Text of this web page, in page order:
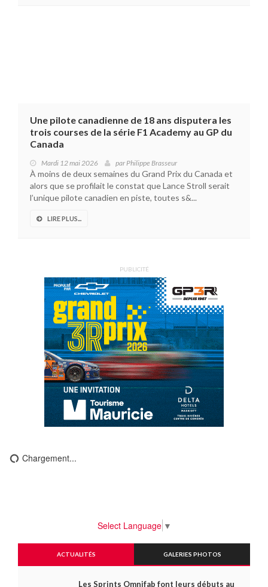
Une pilote canadienne de 18 ans disputera les
trois courses de la série F1 Academy au GP du
Canada
Mardi 12 mai 2026 parPhilippe Brasseur
À moins de deux semaines du Grand Prix du Canada et
alors que se profilait le constat que Lance Stroll serait
l’unique pilote canadien en piste, toutes s&...
LIRE PLUS...
PUBLICITÉ
Chargement...
Select Language ▼
ACTUALITÉS GALERIES PHOTOS
Les Sprints Omnifab font leurs débuts au